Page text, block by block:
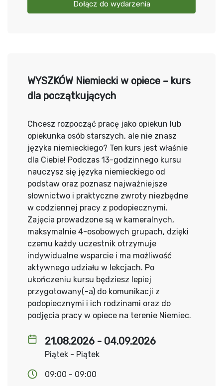
Dołącz do wydarzenia
21.08.2026 - 04.09.2026
Piątek - Piątek
09:00 - 09:00
WYSZKÓW Niemiecki w opiece – kurs
dla początkujących
Chcesz rozpocząć pracę jako opiekun lub
opiekunka osób starszych, ale nie znasz
języka niemieckiego? Ten kurs jest właśnie
dla Ciebie! Podczas 13-godzinnego kursu
nauczysz się języka niemieckiego od
podstaw oraz poznasz najważniejsze
słownictwo i praktyczne zwroty niezbędne
w codziennej pracy z podopiecznymi.
Zajęcia prowadzone są w kameralnych,
maksymalnie 4-osobowych grupach, dzięki
czemu każdy uczestnik otrzymuje
indywidualne wsparcie i ma możliwość
aktywnego udziału w lekcjach. Po
ukończeniu kursu będziesz lepiej
przygotowany(-a) do komunikacji z
podopiecznymi i ich rodzinami oraz do
podjęcia pracy w opiece na terenie Niemiec.